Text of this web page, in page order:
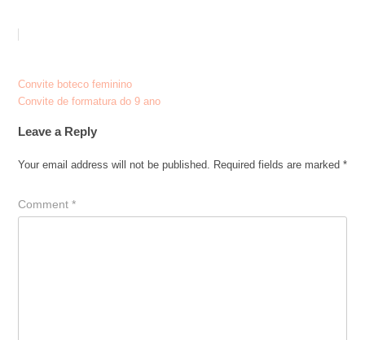
Post
Convite boteco feminino
Convite de formatura do 9 ano
Leave a Reply
Your email address will not be published. Required fields are marked *
Comment *